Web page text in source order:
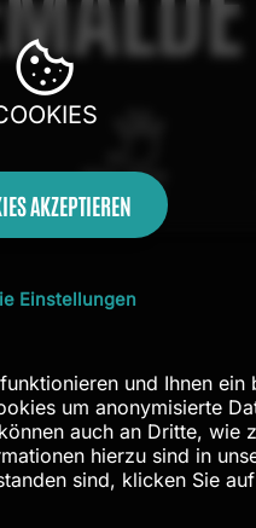
100% echte
Handarbeit
AKZEPTIEREN
Einstellungen
und Ihnen ein
um anonymisierte
auch an Dritte, wie
hierzu sind in
sind, klicken Sie auf